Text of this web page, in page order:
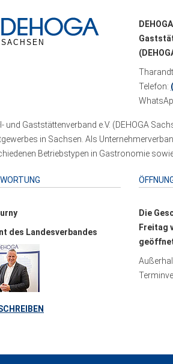
Telefon:
und Gaststättenverband e.V. (DEHOGA
in Sachsen. Als
Betriebstypen in Gastronomie
des Landesverbandes
Die
Freitag